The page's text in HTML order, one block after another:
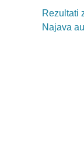
Rezultati
Najava